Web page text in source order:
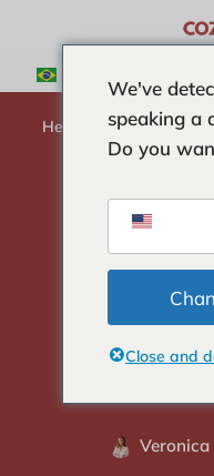
till
innehåll
Hem CURIOSITIES -
ta reda
Har
We've
speaking a
Do you
Close and